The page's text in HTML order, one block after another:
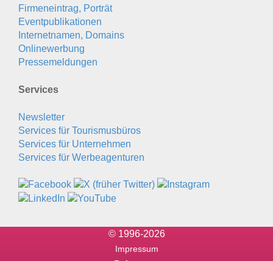
Firmeneintrag, Porträt
Eventpublikationen
Internetnamen, Domains
Onlinewerbung
Pressemeldungen
Services
Newsletter
Services für Tourismusbüros
Services für Unternehmen
Services für Werbeagenturen
© 1996-2026
Impressum